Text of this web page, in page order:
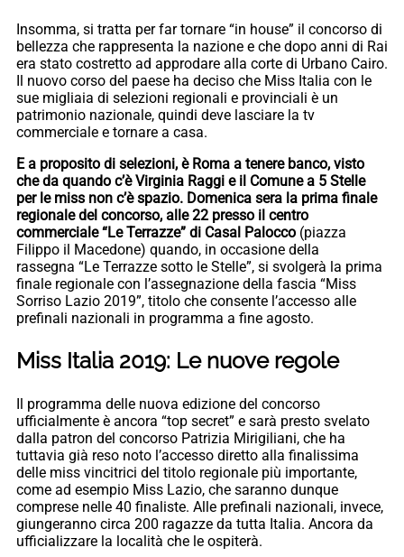
Insomma, si tratta per far tornare “in house” il concorso di
bellezza che rappresenta la nazione e che dopo anni di Rai
era stato costretto ad approdare alla corte di Urbano Cairo.
Il nuovo corso del paese ha deciso che Miss Italia con le
sue migliaia di selezioni regionali e provinciali è un
patrimonio nazionale, quindi deve lasciare la tv
commerciale e tornare a casa.
E a proposito di selezioni, è Roma a tenere banco, visto
che da quando c’è Virginia Raggi e il Comune a 5 Stelle
per le miss non c’è spazio. Domenica sera la prima finale
regionale del concorso, alle 22 presso il centro
commerciale “Le Terrazze” di Casal Palocco (piazza
Filippo il Macedone) quando, in occasione della
rassegna “Le Terrazze sotto le Stelle”, si svolgerà la prima
finale regionale con l’assegnazione della fascia “Miss
Sorriso Lazio 2019”, titolo che consente l’accesso alle
prefinali nazionali in programma a fine agosto.
Miss Italia 2019: Le nuove regole
Il programma delle nuova edizione del concorso
ufficialmente è ancora “top secret” e sarà presto svelato
dalla patron del concorso Patrizia Mirigiliani, che ha
tuttavia già reso noto l’accesso diretto alla finalissima
delle miss vincitrici del titolo regionale più importante,
come ad esempio Miss Lazio, che saranno dunque
comprese nelle 40 finaliste. Alle prefinali nazionali, invece,
giungeranno circa 200 ragazze da tutta Italia. Ancora da
ufficializzare la località che le ospiterà.